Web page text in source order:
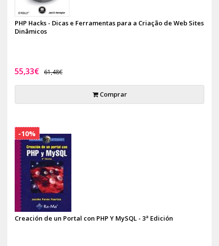
PHP Hacks - Dicas e Ferramentas para a Criação de Web Sites
Dinâmicos
55,33€ 61,48€
Comprar
Creación de un Portal con PHP Y MySQL - 3ª Edición
-10%